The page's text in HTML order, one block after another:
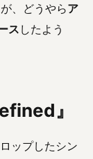
、どうやらア
ス したよう
』
ップしたシン